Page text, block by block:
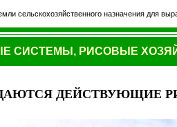
сельскохозяйственного назначения для
СИСТЕМЫ, РИСОВЫЕ
ДЕЙСТВУЮЩИЕ